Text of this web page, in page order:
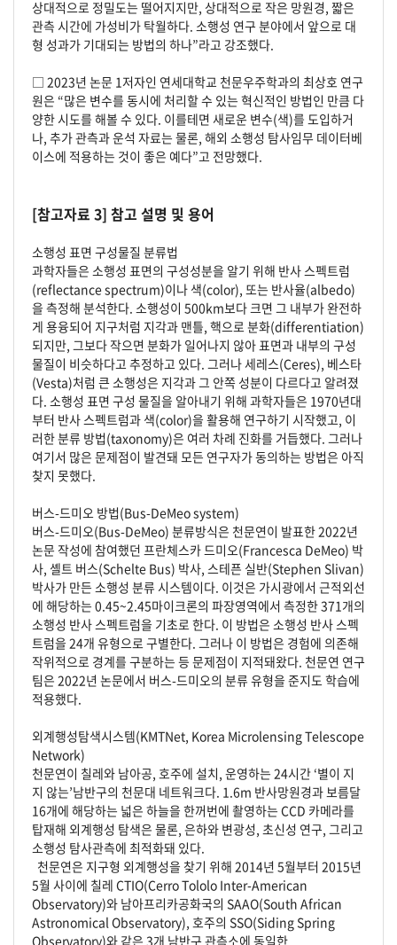
상대적으로 정밀도는 떨어지지만, 상대적으로 작은 망원경, 짧은
관측 시간에 가성비가 탁월하다. 소행성 연구 분야에서 앞으로 대
형 성과가 기대되는 방법의 하나”라고 강조했다.
□ 2023년 논문 1저자인 연세대학교 천문우주학과의 최상호 연구
원은 “많은 변수를 동시에 처리할 수 있는 혁신적인 방법인 만큼 다
양한 시도를 해볼 수 있다. 이를테면 새로운 변수(색)를 도입하거
나, 추가 관측과 운석 자료는 물론, 해외 소행성 탐사임무 데이터베
이스에 적용하는 것이 좋은 예다”고 전망했다.
[참고자료 3] 참고 설명 및 용어
소행성 표면 구성물질 분류법
과학자들은 소행성 표면의 구성성분을 알기 위해 반사 스펙트럼
(reflectance spectrum)이나 색(color), 또는 반사율(albedo)
을 측정해 분석한다. 소행성이 500km보다 크면 그 내부가 완전하
게 용융되어 지구처럼 지각과 맨틀, 핵으로 분화(differentiation)
되지만, 그보다 작으면 분화가 일어나지 않아 표면과 내부의 구성
물질이 비슷하다고 추정하고 있다. 그러나 세레스(Ceres), 베스타
(Vesta)처럼 큰 소행성은 지각과 그 안쪽 성분이 다르다고 알려졌
다. 소행성 표면 구성 물질을 알아내기 위해 과학자들은 1970년대
부터 반사 스펙트럼과 색(color)을 활용해 연구하기 시작했고, 이
러한 분류 방법(taxonomy)은 여러 차례 진화를 거듭했다. 그러나
여기서 많은 문제점이 발견돼 모든 연구자가 동의하는 방법은 아직
찾지 못했다.
버스-드미오 방법(Bus-DeMeo system)
버스-드미오(Bus-DeMeo) 분류방식은 천문연이 발표한 2022년
논문 작성에 참여했던 프란체스카 드미오(Francesca DeMeo) 박
사, 셸트 버스(Schelte Bus) 박사, 스테픈 실반(Stephen Slivan)
박사가 만든 소행성 분류 시스템이다. 이것은 가시광에서 근적외선
에 해당하는 0.45~2.45마이크론의 파장영역에서 측정한 371개의
소행성 반사 스펙트럼을 기초로 한다. 이 방법은 소행성 반사 스펙
트럼을 24개 유형으로 구별한다. 그러나 이 방법은 경험에 의존해
작위적으로 경계를 구분하는 등 문제점이 지적돼왔다. 천문연 연구
팀은 2022년 논문에서 버스-드미오의 분류 유형을 준지도 학습에
적용했다.
외계행성탐색시스템(KMTNet, Korea Microlensing Telescope
Network)
천문연이 칠레와 남아공, 호주에 설치, 운영하는 24시간 ‘별이 지
지 않는’남반구의 천문대 네트워크다. 1.6m 반사망원경과 보름달
16개에 해당하는 넓은 하늘을 한꺼번에 촬영하는 CCD 카메라를
탑재해 외계행성 탐색은 물론, 은하와 변광성, 초신성 연구, 그리고
소행성 탐사관측에 최적화돼 있다.
천문연은 지구형 외계행성을 찾기 위해 2014년 5월부터 2015년
5월 사이에 칠레 CTIO(Cerro Tololo Inter-American
Observatory)와 남아프리카공화국의 SAAO(South African
Astronomical Observatory), 호주의 SSO(Siding Spring
Observatory)와 같은 3개 남반구 관측소에 동일한